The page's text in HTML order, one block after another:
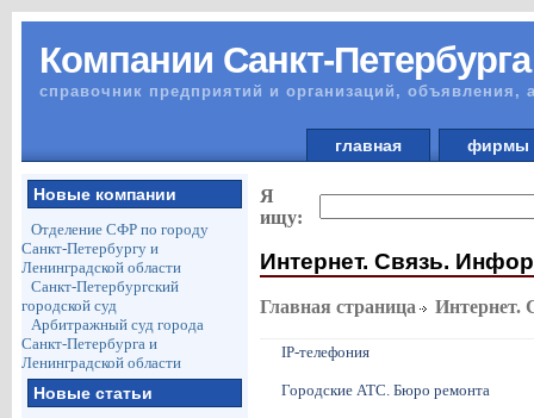
Компании Санкт-Петербурга
справочник предприятий и организаций, объявления,
главная
Новые компании
Отделение СФР по городу
Санкт-Петербургу и
Ленинградской области
Санкт-Петербургский
городской суд
Арбитражный суд города
Санкт-Петербурга и
Ленинградской области
Новые статьи
Я
ищу:
Интернет. Связь.
Главная страница Интернет.
IP-телефония
Городские АТС. Бюро ремонта